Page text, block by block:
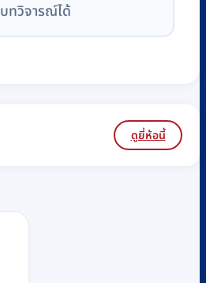
ทวิจารณ์ได้
ดูยี่ห้อนี้